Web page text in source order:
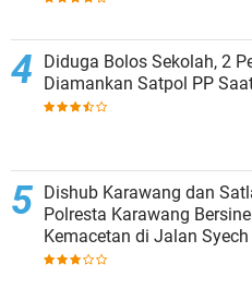
Diduga Bolos Sekolah, 2
Diamankan Satpol PP
Dishub Karawang dan
Polresta Karawang
Kemacetan di Jalan Syech
Palumbonsari